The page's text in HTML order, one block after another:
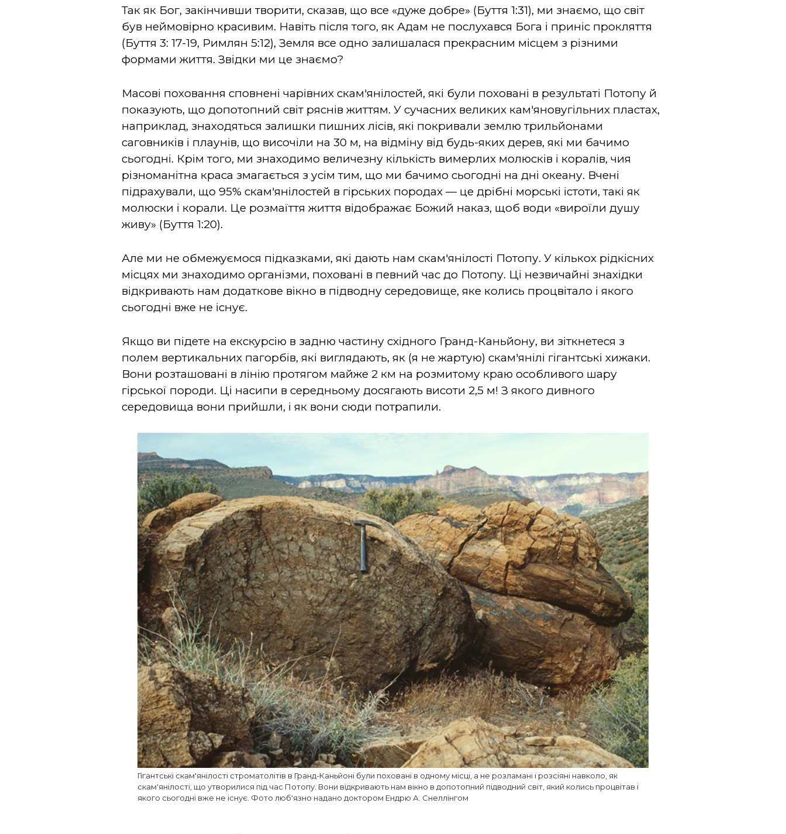
Так як Бог, закінчивши творити, сказав, що все «дуже добре» (Буття 1:31), ми знаємо, що світ
був неймовірно красивим. Навіть після того, як Адам не послухався Бога і приніс прокляття
(Буття 3: 17-19, Римлян 5:12), Земля все одно залишалася прекрасним місцем з різними
формами життя. Звідки ми це знаємо?
Масові поховання сповнені чарівних скам'янілостей, які були поховані в результаті Потопу й
показують, що допотопний світ ряснів життям. У сучасних великих кам'яновугільних пластах,
наприклад, знаходяться залишки пишних лісів, які покривали землю трильйонами
саговників і плаунів, що височіли на 30 м, на відміну від будь-яких дерев, які ми бачимо
сьогодні. Крім того, ми знаходимо величезну кількість вимерлих молюсків і коралів, чия
різноманітна краса змагається з усім тим, що ми бачимо сьогодні на дні океану. Вчені
підрахували, що 95% скам'янілостей в гірських породах — це дрібні морські істоти, такі як
молюски і корали. Це розмаїття життя відображає Божий наказ, щоб води «вироїли душу
живу» (Буття 1:20).
Але ми не обмежуємося підказками, які дають нам скам'янілості Потопу. У кількох рідкісних
місцях ми знаходимо організми, поховані в певний час до Потопу. Ці незвичайні знахідки
відкривають нам додаткове вікно в підводну середовище, яке колись процвітало і якого
сьогодні вже не існує.
Якщо ви підете на екскурсію в задню частину східного Гранд-Каньйону, ви зіткнетеся з
полем вертикальних пагорбів, які виглядають, як (я не жартую) скам'янілі гігантські хижаки.
Вони розташовані в лінію протягом майже 2 км на розмитому краю особливого шару
гірської породи. Ці насипи в середньому досягають висоти 2,5 м! З якого дивного
середовища вони прийшли, і як вони сюди потрапили.
Гігантські скам'янілості строматолітів в Гранд-Каньйоні були поховані в одному місці, а не розламані і розсіяні навколо, як
скам'янілості, що утворилися під час Потопу. Вони відкривають нам вікно в допотопний підводний світ, який колись процвітав і
якого сьогодні вже не існує. Фото люб'язно надано доктором Ендрю А. Снеллінгом